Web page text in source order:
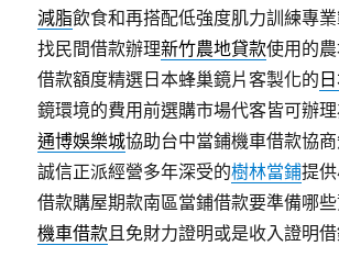
減脂飲食和再搭配低強度肌力訓練專
找民間借款辦理新竹農地貸款使用的
借款額度精選日本蜂巢鏡片客製化的
鏡環境的費用前選購市場代客皆可辦
通博娛樂城協助台中當鋪機車借款協
誠信正派經營多年深受的樹林當鋪提
借款購屋期款南區當鋪借款要準備哪
機車借款且免財力證明或是收入證明